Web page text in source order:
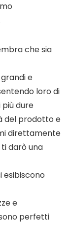
che sia
e
loro di
dure
del prodotto e
direttamente
darò una
esibiscono
e
perfetti